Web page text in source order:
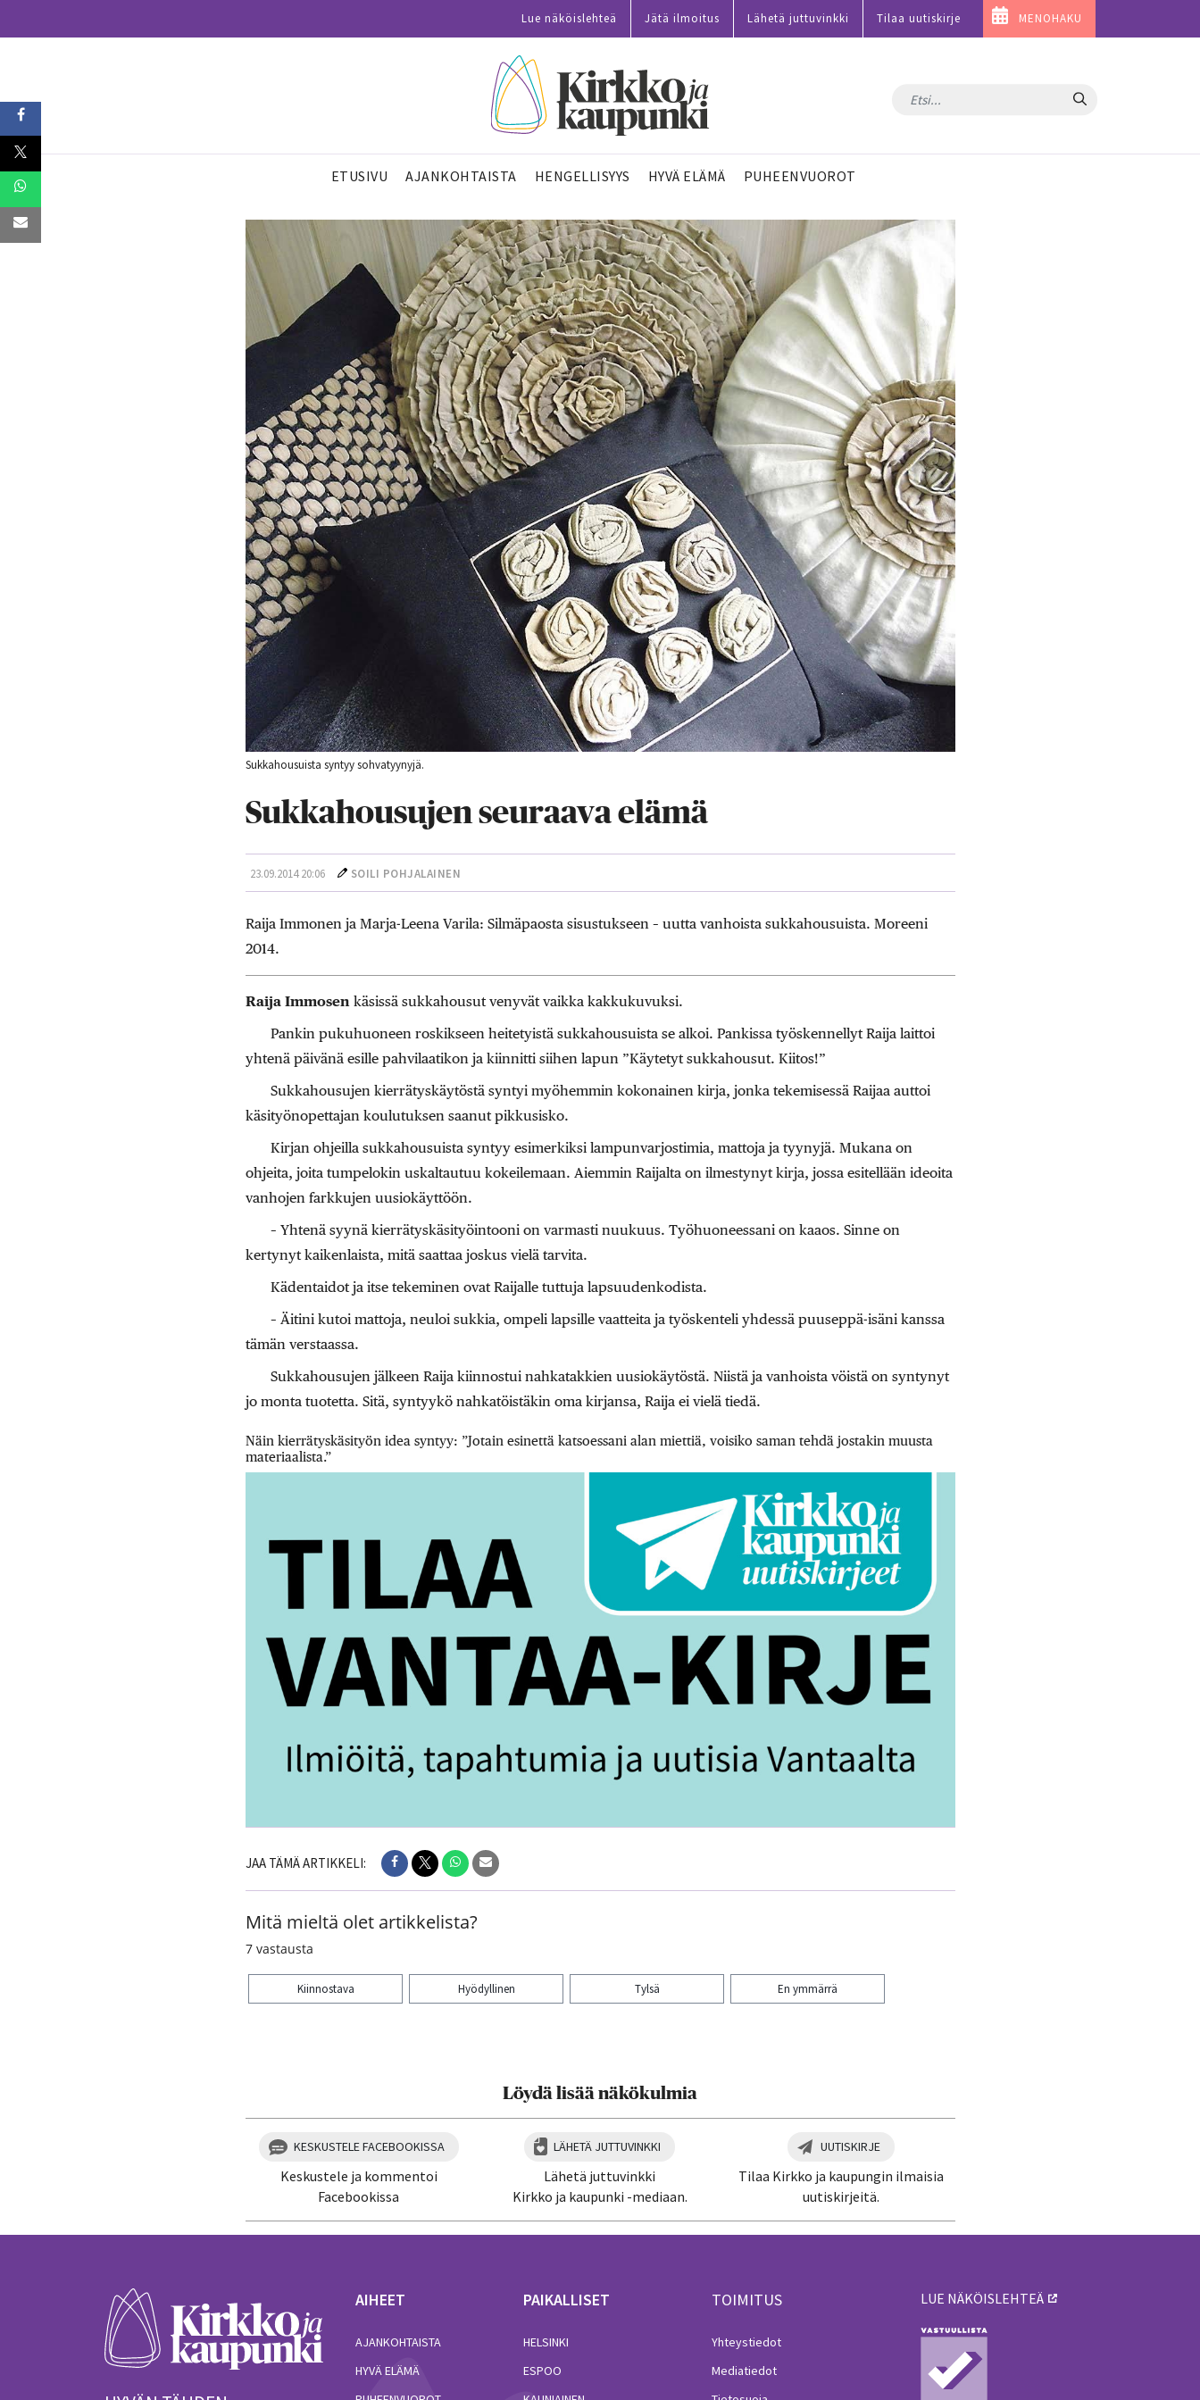
Lue näköislehteä Jätä ilmoitus Lähetä juttuvinkki Tilaa uutiskirje MENOHAKU
Hae
ETUSIVU AJANKOHTAISTA HENGELLISYYS HYVÄ ELÄMÄ PUHEENVUOROT
Sukkahousuista syntyy sohvatyynyjä.
Sukkahousujen seuraava elämä
23.09.2014 20:06 SOILI POHJALAINEN
Raija Immonen ja Marja-Leena Varila: Silmäpaosta sisustukseen – uutta vanhoista sukkahousuista. Moreeni
2014.
Raija Immosenkäsissä sukkahousut venyvät vaikka kakkukuvuksi.
Pankin pukuhuoneen roskikseen heitetyistä sukkahousuista se alkoi. Pankissa työskennellyt Raija laittoi
yhtenä päivänä esille pahvilaatikon ja kiinnitti siihen lapun ”Käytetyt sukkahousut. Kiitos!”
Sukkahousujen kierrätyskäytöstä syntyi myöhemmin kokonainen kirja, jonka tekemisessä Raijaa auttoi
käsityönopettajan koulutuksen saanut pikkusisko.
Kirjan ohjeilla sukkahousuista syntyy esimerkiksi lampunvarjostimia, mattoja ja tyynyjä. Mukana on
ohjeita, joita tumpelokin uskaltautuu kokeilemaan. Aiemmin Raijalta on ilmestynyt kirja, jossa esitellään ideoita
vanhojen farkkujen uusiokäyttöön.
– Yhtenä syynä kierrätyskäsityöintooni on varmasti nuukuus. Työhuoneessani on kaaos. Sinne on
kertynyt kaikenlaista, mitä saattaa joskus vielä tarvita.
Kädentaidot ja itse tekeminen ovat Raijalle tuttuja lapsuudenkodista.
– Äitini kutoi mattoja, neuloi sukkia, ompeli lapsille vaatteita ja työskenteli yhdessä puuseppä-isäni kanssa
tämän verstaassa.
Sukkahousujen jälkeen Raija kiinnostui nahkatakkien uusiokäytöstä. Niistä ja vanhoista vöistä on syntynyt
jo monta tuotetta. Sitä, syntyykö nahkatöistäkin oma kirjansa, Raija ei vielä tiedä.
Näin kierrätyskäsityön idea syntyy: ”Jotain esinettä katsoessani alan miettiä, voisiko saman tehdä jostakin muusta
materiaalista.”
JAA TÄMÄ ARTIKKELI:
Mitä mieltä olet artikkelista?
7 vastausta
Kiinnostava Hyödyllinen Tylsä En ymmärrä
Löydä lisää näkökulmia
KESKUSTELE FACEBOOKISSA
Keskustele ja kommentoi
Facebookissa
LÄHETÄ JUTTUVINKKI
Lähetä juttuvinkki
Kirkko ja kaupunki -mediaan.
UUTISKIRJE
Tilaa Kirkko ja kaupungin ilmaisia
uutiskirjeitä.
AIHEET
AJANKOHTAISTA
HYVÄ ELÄMÄ
PAIKALLISET
HELSINKI
ESPOO
TOIMITUS
Yhteystiedot
Mediatiedot
LUE NÄKÖISLEHTEÄ